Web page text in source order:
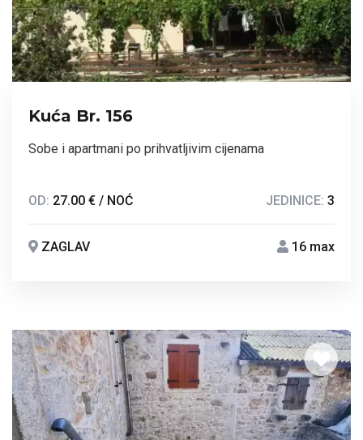
Kuća Br. 156
Sobe i apartmani po prihvatljivim cijenama
OD: 27.00 € / NOĆ JEDINICE: 3
ZAGLAV 16 max